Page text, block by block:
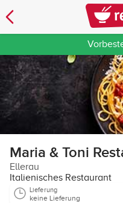
Maria & Toni
Ellerau
Italienisches Restaurant
Lieferung
keine Lieferung